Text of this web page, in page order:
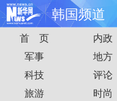
韩国频道
首页 时政
娱乐 体育
首 页 内政
军事
地方
科技
评论
旅游
时尚